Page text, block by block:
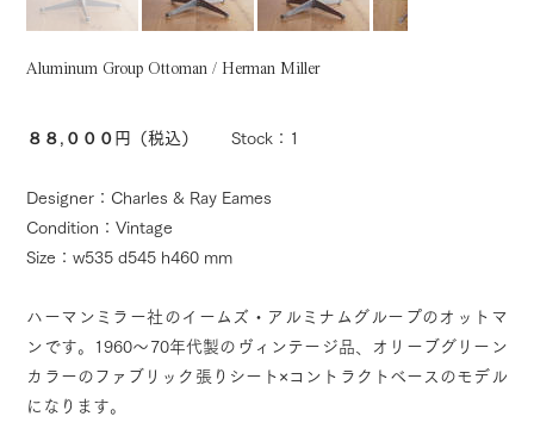
Aluminum Group Ottoman / Herman Miller
８８,０００円（税込） Stock：1
Designer：Charles & Ray Eames
Condition：Vintage
Size：w535 d545 h460 mm
ハーマンミラー社のイームズ・アルミナムグループのオットマ
ンです。1960〜70年代製のヴィンテージ品、オリーブグリーン
カラーのファブリック張りシート×コントラクトベースのモデル
になります。